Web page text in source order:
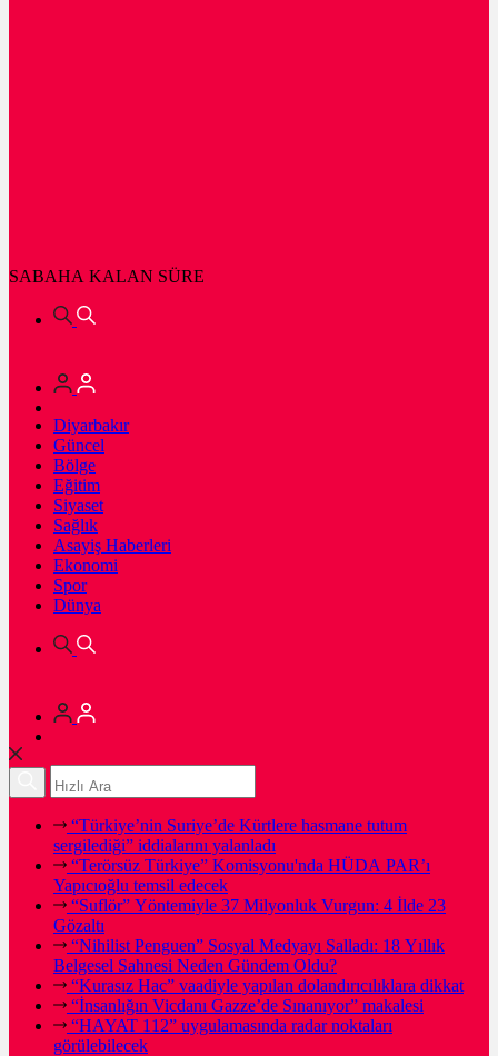
SABAHA KALAN SÜRE
Diyarbakır
Güncel
Bölge
Eğitim
Siyaset
Sağlık
Asayiş Haberleri
Ekonomi
Spor
Dünya
sergilediği” iddialarını yalanladı
Yapıcıoğlu temsil edecek
Gözaltı
Belgesel Sahnesi Neden Gündem Oldu?
“Kurasız Hac” vaadiyle yapılan dolandırıcılıklara dikkat
“İnsanlığın Vicdanı Gazze’de Sınanıyor” makalesi
görülebilecek